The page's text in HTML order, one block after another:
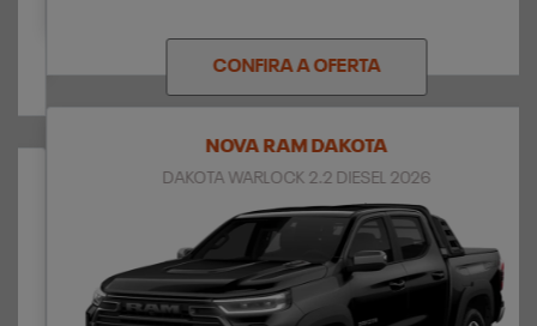
CONFIRA A OFERTA
NOVA RAM DAKOTA
DAKOTA WARLOCK 2.2 DIESEL 2026